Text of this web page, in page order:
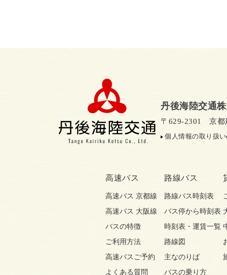
丹後海陸交通
〒629-2301 京
個人情報の取り扱い
高速バス
高速バス 京都線
高速バス 大阪線
バスの特徴
ご利用方法
高速バスご予約
よくある質問
路線バス
路線バス時刻表
バス停から時刻表
時刻表・運賃一覧
路線図
主なのりば
バスの乗り方